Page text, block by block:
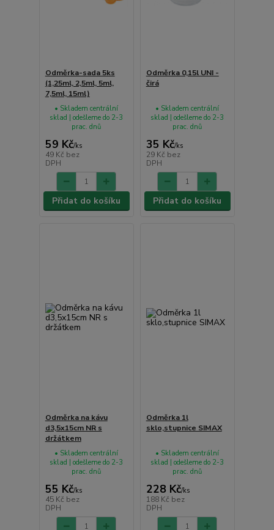
Odměrka-sada 5ks
(1,25ml, 2,5ml, 5ml,
7,5ml, 15ml)
59 Kč/ks
49 Kč bez
DPH
• Skladem centrální
sklad | odešleme do 2-3
prac. dnů
Přidat do košíku
Odměrka 0,15l UNI -
čirá
35 Kč/ks
29 Kč bez
DPH
• Skladem centrální
sklad | odešleme do 2-3
prac. dnů
Přidat do košíku
Odměrka na kávu
d3,5x15cm NR s
držátkem
55 Kč/ks
45 Kč bez
DPH
• Skladem centrální
sklad | odešleme do 2-3
prac. dnů
Odměrka 1l
sklo,stupnice SIMAX
228 Kč/ks
188 Kč bez
DPH
• Skladem centrální
sklad | odešleme do 2-3
prac. dnů